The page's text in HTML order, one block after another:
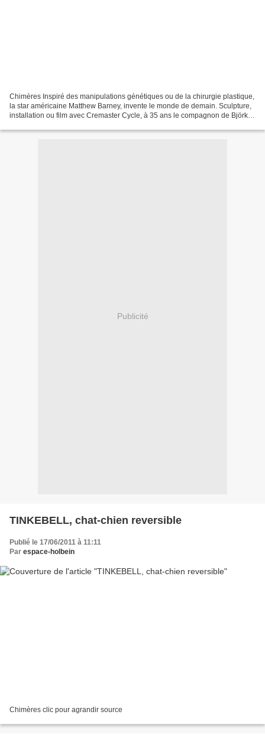
Chimères Inspiré des manipulations génétiques ou de la chirurgie plastique,
la star américaine Matthew Barney, invente le monde de demain. Sculpture,
installation ou film avec Cremaster Cycle, à 35 ans le compagnon de Björk
Publicité
TINKEBELL, chat-chien reversible
Publié le 17/06/2011 à 11:11
Par espace-holbein
Chimères clic pour agrandir source